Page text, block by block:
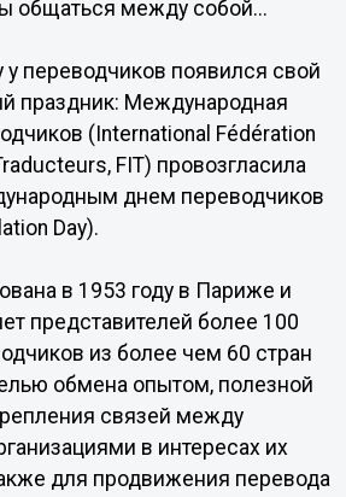
общаться между собой...
у переводчиков появился свой
праздник: Международная
(International Fédération
FIT) провозгласила
днем переводчиков
Day).
в 1953 году в Париже и
представителей более 100
из более чем 60 стран
обмена опытом, полезной
связей между
в интересах их
для продвижения перевода